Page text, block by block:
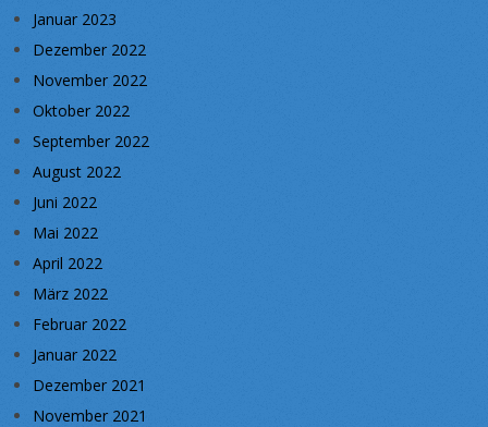
Januar 2023
Dezember 2022
November 2022
Oktober 2022
September 2022
August 2022
Juni 2022
Mai 2022
April 2022
März 2022
Februar 2022
Januar 2022
Dezember 2021
November 2021